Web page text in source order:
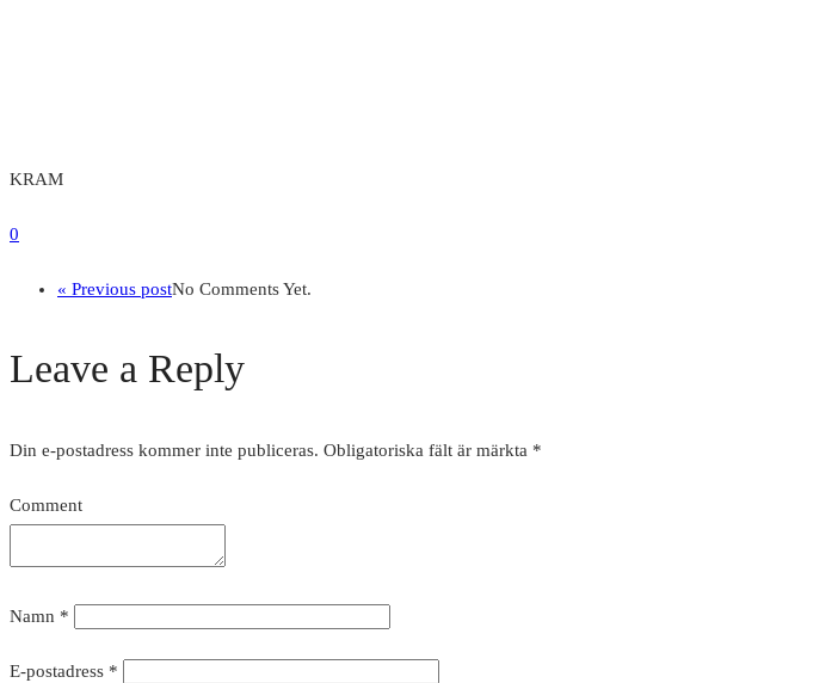
KRAM
0
« Previous postNo Comments Yet.
Leave a Reply
Din e-postadress kommer inte publiceras. Obligatoriska fält är märkta *
Comment
Namn *
E-postadress *